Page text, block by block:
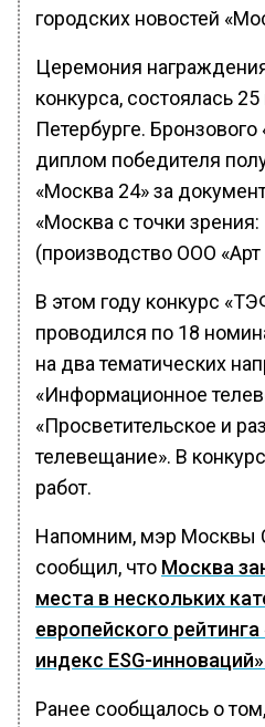
городских новостей
Церемония
конкурса, состоялась
Петербурге.
диплом победителя
«Москва 24» за
«Москва с точки зрения:
(производство ООО
В этом году конкурс
проводился по 18
на два тематических
«Информационное
«Просветительское и
телевещание». В
работ.
Напомним, мэр Москвы
сообщил, что Москва
места в нескольких
европейского
индекс ESG-
Ранее сообщалось о